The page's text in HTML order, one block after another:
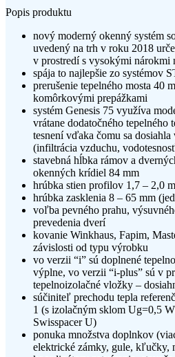
Popis produktu
nový moderný okenný systém
uvedený na trh v roku 2018
v prostredí s vysokými nárokmi
spája to najlepšie zo systémov
prerušenie tepelného mosta 40
komôrkovými prepážkami
systém Genesis 75 využíva
vrátane dodatočného tepelného
tesnení vďaka čomu sa
(infiltrácia vzduchu,
stavebná hĺbka rámov a
okenných krídiel 84 mm
hrúbka stien profilov 1,7 – 2,0
hrúbka zasklenia 8 – 65 mm
voľba pevného prahu,
prevedenia dverí
kovanie Winkhaus, Fapim,
závislosti od typu výrobku
vo verzii “i” sú doplnené
výplne, vo verzii “i-plus” sú v
tepelnoizolačné vložky –
súčiniteľ prechodu tepla
1 (s izolačným sklom Ug=0,5
Swisspacer U)
ponuka množstva doplnkov
elektrické zámky, gule, kľučky,